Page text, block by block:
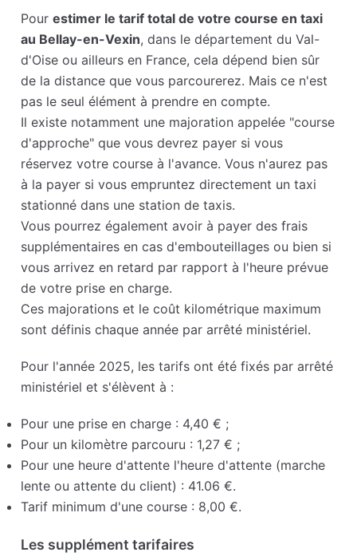
Pourestimer le tarif total de votre course en taxi
au Bellay-en-Vexin, dans le département du Val-
d'Oise ou ailleurs en France, cela dépend bien sûr
de la distance que vous parcourerez. Mais ce n'est
pas le seul élément à prendre en compte.
Il existe notamment une majoration appelée "course
d'approche" que vous devrez payer si vous
réservez votre course à l'avance. Vous n'aurez pas
à la payer si vous empruntez directement un taxi
stationné dans une station de taxis.
Vous pourrez également avoir à payer des frais
supplémentaires en cas d'embouteillages ou bien si
vous arrivez en retard par rapport à l'heure prévue
de votre prise en charge.
Ces majorations et le coût kilométrique maximum
sont définis chaque année par arrêté ministériel.
Pour l'année 2025, les tarifs ont été fixés par arrêté
ministériel et s'élèvent à :
Pour une prise en charge : 4,40 € ;
Pour un kilomètre parcouru : 1,27 € ;
Pour une heure d'attente l'heure d'attente (marche
lente ou attente du client) : 41.06 €.
Tarif minimum d'une course : 8,00 €.
Les supplément tarifaires